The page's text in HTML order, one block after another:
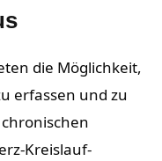
die Möglichkeit,
erfassen und zu
Kreislauf-